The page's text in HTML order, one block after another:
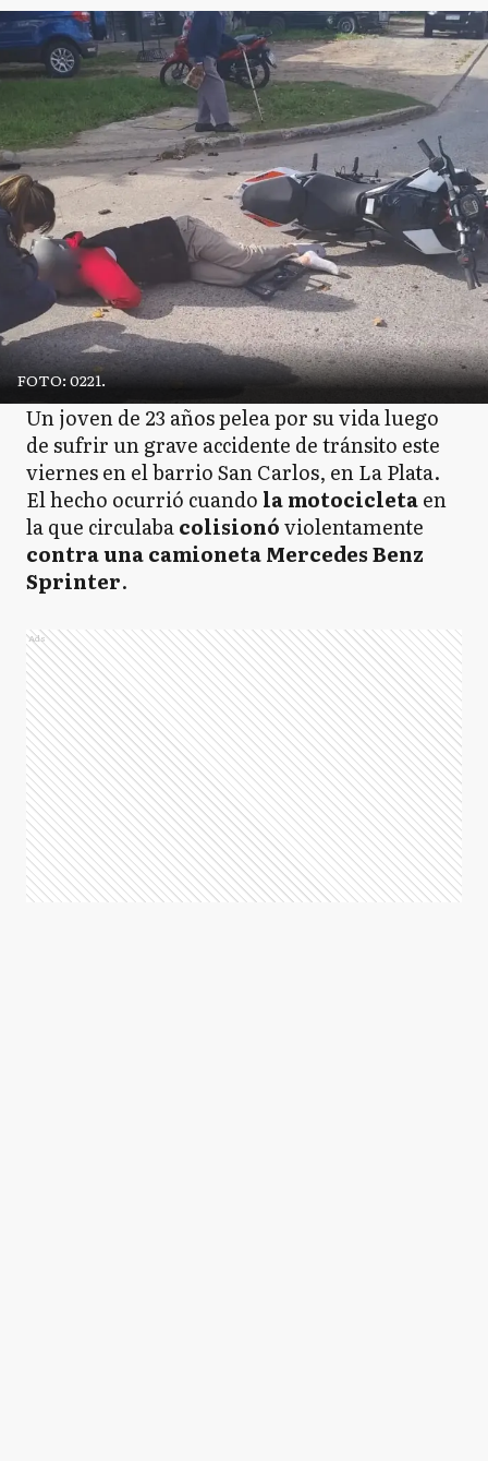
FOTO: 0221.
Un joven de 23 años pelea por su vida luego
de sufrir un grave accidente de tránsito este
viernes en el barrio San Carlos, en La Plata.
El hecho ocurrió cuando la motocicletaen
la que circulabacolisionóviolentamente
contra una camioneta Mercedes Benz
Sprinter.
Ads